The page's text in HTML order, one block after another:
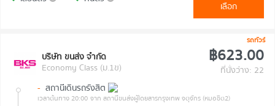
เลือก
รถทัวร์
บริษัท ขนส่ง จำกัด
Economy Class (ม.1ข)
฿623.00
ที่นั่งว่าง: 22
- สถานีเดินรถรังสิต
เวลาต้นทาง 20:00 จาก สถานีขนส่งผู้โดยสารกรุงเทพ จตุจักร (หมอชิต2)